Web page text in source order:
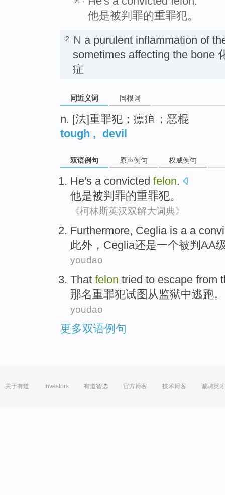
他是被判罪的重罪犯。
2. N a purulent inflammation of
sometimes affecting the bone
症
同近义词 同根词
n. [法]重罪犯；瘭疽；恶棍
tough , devil
双语例句 原声例句 权威例句
He's a convicted felon.
他是被判罪的重罪犯。
《柯林斯英汉双解大词典》
Furthermore, Ceglia is a a
此外 ， Ceglia还是一个被判AA
youdao
That felon tried to escape from
那名重罪犯试图 从 监狱中逃跑。
youdao
更多双语例句
关于有道 Investors 有道智选 官方博客 技术博客 诚聘英才